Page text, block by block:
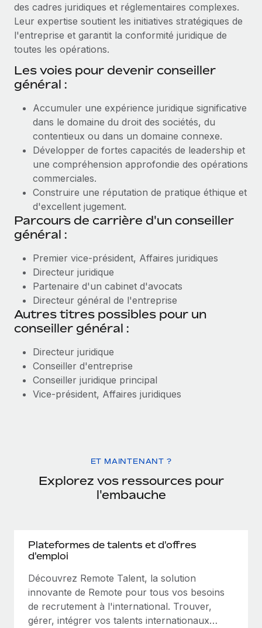
des cadres juridiques et réglementaires complexes.
Leur expertise soutient les initiatives stratégiques de
l'entreprise et garantit la conformité juridique de
toutes les opérations.
Les voies pour devenir conseiller
général :
Accumuler une expérience juridique significative
dans le domaine du droit des sociétés, du
contentieux ou dans un domaine connexe.
Développer de fortes capacités de leadership et
une compréhension approfondie des opérations
commerciales.
Construire une réputation de pratique éthique et
d'excellent jugement.
Parcours de carrière d'un conseiller
général :
Premier vice-président, Affaires juridiques
Directeur juridique
Partenaire d'un cabinet d'avocats
Directeur général de l'entreprise
Autres titres possibles pour un
conseiller général :
Directeur juridique
Conseiller d'entreprise
Conseiller juridique principal
Vice-président, Affaires juridiques
ET MAINTENANT ?
Explorez vos ressources pour
l'embauche
Plateformes de talents et d'offres
d'emploi
Découvrez Remote Talent, la solution
innovante de Remote pour tous vos besoins
de recrutement à l'international. Trouver,
gérer, intégrer vos talents internationaux…